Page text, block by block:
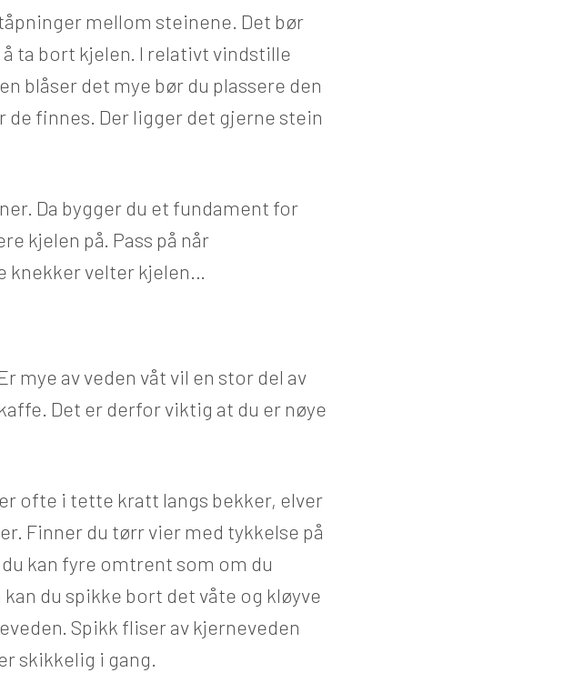
mellom steinene. Det bør
ta bort kjelen. I relativt vindstille
blåser det mye bør du plassere den
finnes. Der ligger det gjerne stein
Da bygger du et fundament for
kjelen på. Pass på når
knekker velter kjelen…
mye av veden våt vil en stor del av
Det er derfor viktig at du er nøye
ofte i tette kratt langs bekker, elver
Finner du tørr vier med tykkelse på
kan fyre omtrent som om du
du spikke bort det våte og kløyve
Spikk fliser av kjerneveden
skikkelig i gang.